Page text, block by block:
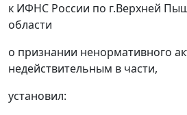
к ИФНС России по г.Верхней
области
о признании ненормативного
недействительным в части,
установил: